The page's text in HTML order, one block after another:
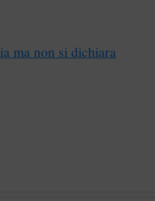
ma non si dichiara